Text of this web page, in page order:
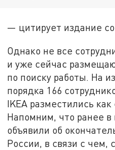
— цитирует издание
Однако не все
и уже сейчас
по поиску работы. На
порядка 166
IKEA разместились как
Напомним, что ранее в
объявили об
России, в связи с чем,